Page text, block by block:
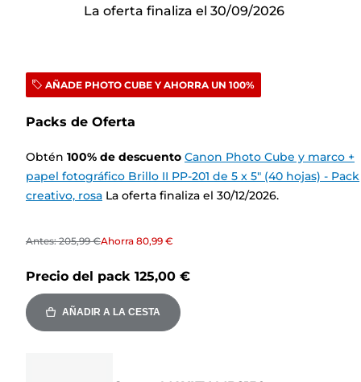
La oferta finaliza el 30/09/2026
AÑADE PHOTO CUBE Y AHORRA UN 100%
Packs de Oferta
Obtén 100% de descuento Canon Photo Cube y marco +
papel fotográfico Brillo II PP-201 de 5 x 5" (40 hojas) - Pack
creativo, rosa La oferta finaliza el 30/12/2026.
Antes:205,99 €Ahorra 80,99 €
Precio del pack 125,00 €
AÑADIR A LA CESTA